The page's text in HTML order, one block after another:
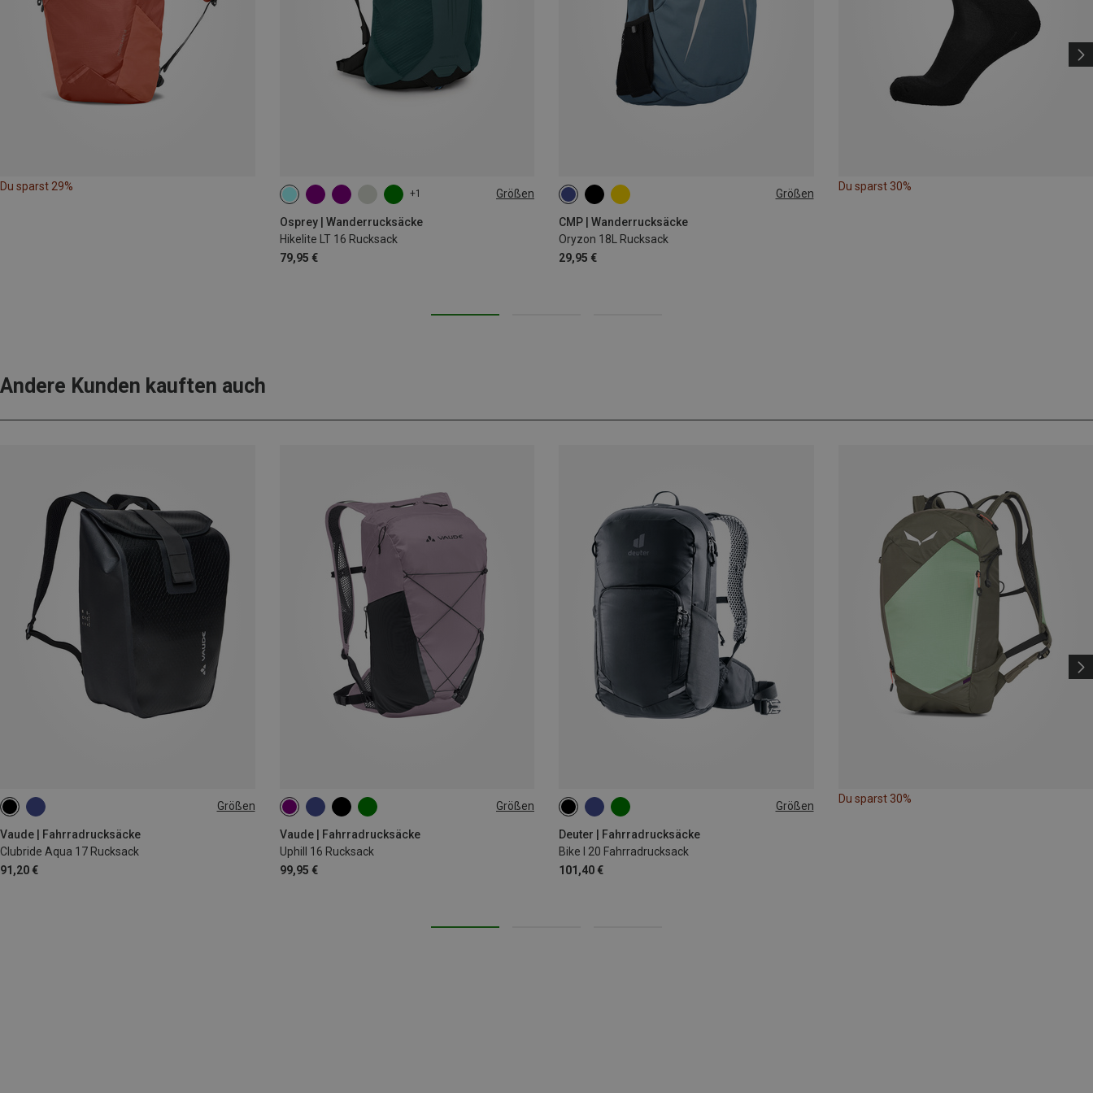
Du sparst 29%
+1 Größen
Osprey | Wanderrucksäcke
Hikelite LT 16 Rucksack
79,95 €
16L Größen
CMP | Wanderrucksäcke
Oryzon 18L Rucksack
29,95 €
18L
Du sparst 30%
Andere Kunden kauften auch
Größen
Vaude | Fahrradrucksäcke
Clubride Aqua 17 Rucksack
91,20 €
17L Größen
Vaude | Fahrradrucksäcke
Uphill 16 Rucksack
99,95 €
16L Größen
Deuter | Fahrradrucksäcke
Bike I 20 Fahrradrucksack
101,40 €
20L
Du sparst 30%